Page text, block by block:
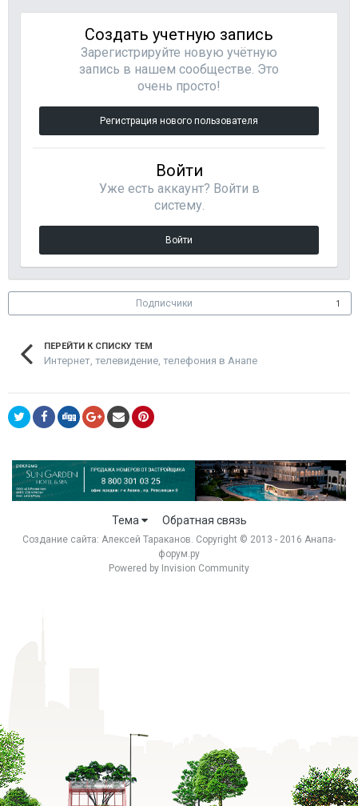
Создать учетную запись
Зарегистрируйте новую учётную
запись в нашем сообществе. Это
очень просто!
Регистрация нового пользователя
Войти
Уже есть аккаунт? Войти в
систему.
Войти
Подписчики 1
ПЕРЕЙТИ К СПИСКУ ТЕМ
Интернет, телевидение, телефония в Анапе
Тема Обратная связь
Создание сайта: Алексей Тараканов . Copyright © 2013 - 2016 Анапа-
форум.ру
Powered by Invision Community